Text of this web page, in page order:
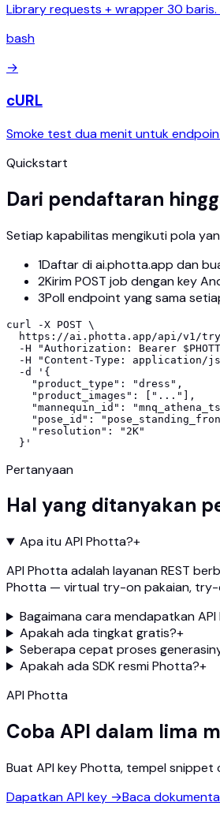
Library requests + wrapper 30 baris.
bash
→
cURL
Smoke test dua menit untuk
Quickstart
Dari pendaftaran
Setiap kapabilitas mengikuti pola
1Daftar di ai.photta.app dan
2Kirim POST job dengan key
3Poll endpoint yang sama
curl -X POST \
https://ai.photta.app/api/v1/
-H "Authorization: Bearer
-H "Content-Type: application/
  -d '{
    "product_type": "dress",
    "product_images": ["..."],
"mannequin_id":
"pose_id":
    "resolution": "2K"
  }'
Pertanyaan
Hal yang ditanyakan
Apa itu API Photta?+
API Photta adalah layanan REST
Photta — virtual try-on pakaian, try-
Bagaimana cara mendapatkan API
Apakah ada tingkat gratis?+
Seberapa cepat proses
Apakah ada SDK resmi Photta?+
API Photta
Coba API dalam lima
Buat API key Photta, tempel snippet
Dapatkan API key →Baca